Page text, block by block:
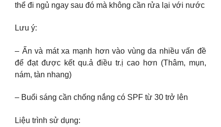
thể đi ngủ ngay sau đó mà không cần rửa lại với nước
Lưu ý:
– Ấn và mát xa mạnh hơn vào vùng da nhiều vấn đề
để đạt được kết qu.ả điều tr.ị cao hơn (Thâm, mụn,
nám, tàn nhang)
– Buổi sáng cần chống nắng có SPF từ 30 trở lên
Liệu trình sử dụng: